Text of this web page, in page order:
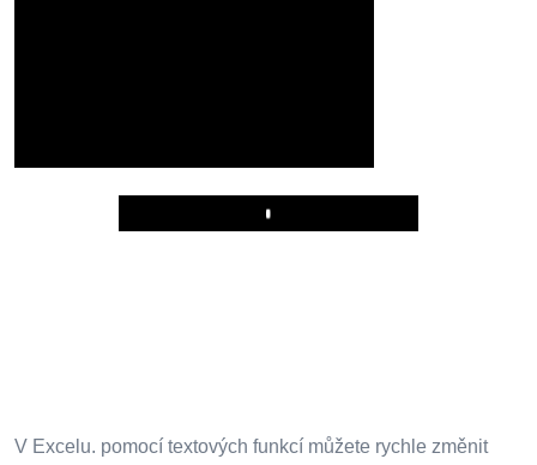
Play
V Excelu. pomocí textových funkcí můžete rychle změnit